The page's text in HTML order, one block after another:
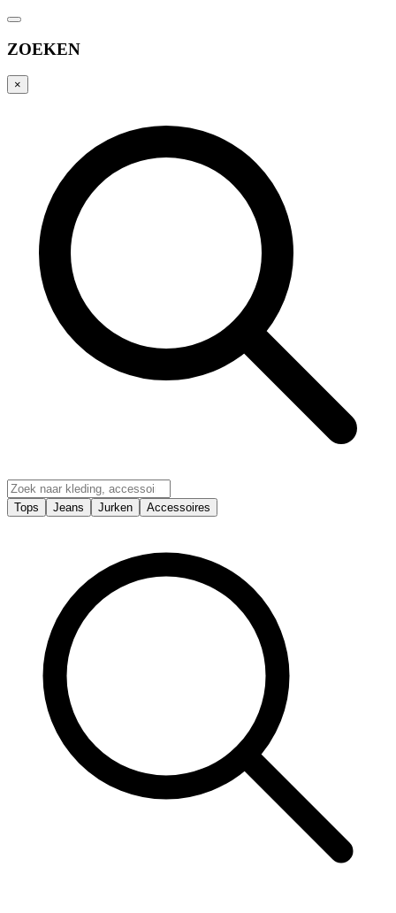
ZOEKEN
×
Tops Jeans Jurken Accessoires